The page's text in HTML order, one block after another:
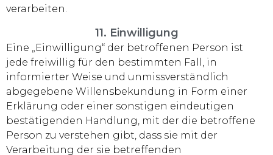
verarbeiten.
11. Einwilligung
Eine „Einwilligung“ der betroffenen Person ist
jede freiwillig für den bestimmten Fall, in
informierter Weise und unmissverständlich
abgegebene Willensbekundung in Form einer
Erklärung oder einer sonstigen eindeutigen
bestätigenden Handlung, mit der die betroffene
Person zu verstehen gibt, dass sie mit der
Verarbeitung der sie betreffenden